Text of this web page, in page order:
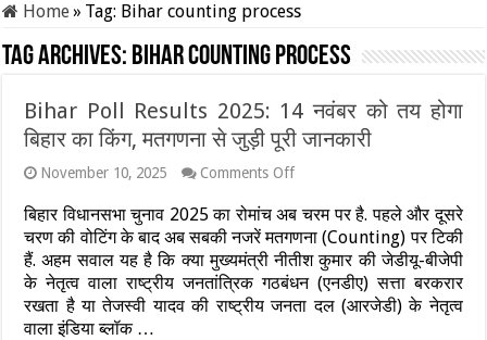
Home» Tag: Bihar counting process
Tag Archives: Bihar counting process
Bihar Poll Results 2025: 14 नवंबर को तय होगा
बिहार का किंग, मतगणना से जुड़ी पूरी जानकारी
November 10, 2025 Comments Offon
Poll
Results
2025:
14
नवंबर
को
तय
बिहार विधानसभा चुनाव 2025 का रोमांच अब चरम पर है. पहले और दूसरे
चरण की वोटिंग के बाद अब सबकी नजरें मतगणना (Counting) पर टिकी
हैं. अहम सवाल यह है कि क्या मुख्यमंत्री नीतीश कुमार की जेडीयू-बीजेपी
के नेतृत्व वाला राष्ट्रीय जनतांत्रिक गठबंधन (एनडीए) सत्ता बरकरार
रखता है या तेजस्वी यादव की राष्ट्रीय जनता दल (आरजेडी) के नेतृत्व
वाला इंडिया ब्लॉक …